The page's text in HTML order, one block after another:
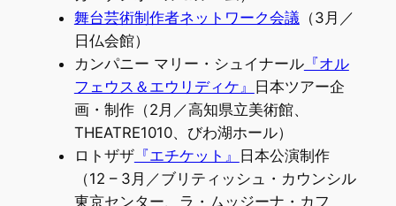
舞台芸術制作者ネットワーク会議 （3月／
日仏会館）
カンパニー マリー・シュイナール『オル
フェウス＆エウリディケ』 日本ツアー企
画・制作（2月／高知県立美術館、
THEATRE1010、びわ湖ホール）
ロトザザ『エチケット』 日本公演制作
（12 – 3月／ブリティッシュ・カウンシル
東京センター、ラ・ムッジーナ・カフ